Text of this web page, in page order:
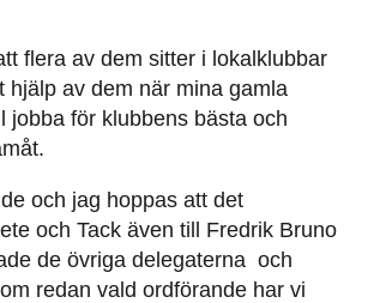
flera av dem sitter i lokalklubbar
hjälp av dem när mina gamla
jobba för klubbens bästa och
och jag hoppas att det
och Tack även till Fredrik Bruno
de övriga delegaterna och
redan vald ordförande har vi